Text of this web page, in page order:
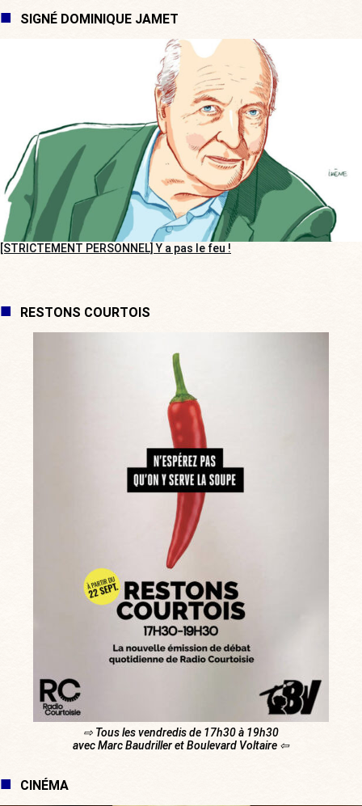
SIGNÉ DOMINIQUE JAMET
[STRICTEMENT PERSONNEL] Y a pas le feu !
RESTONS COURTOIS
⇨ Tous les vendredis de 17h30 à 19h30
avec Marc Baudriller et Boulevard Voltaire ⇦
CINÉMA